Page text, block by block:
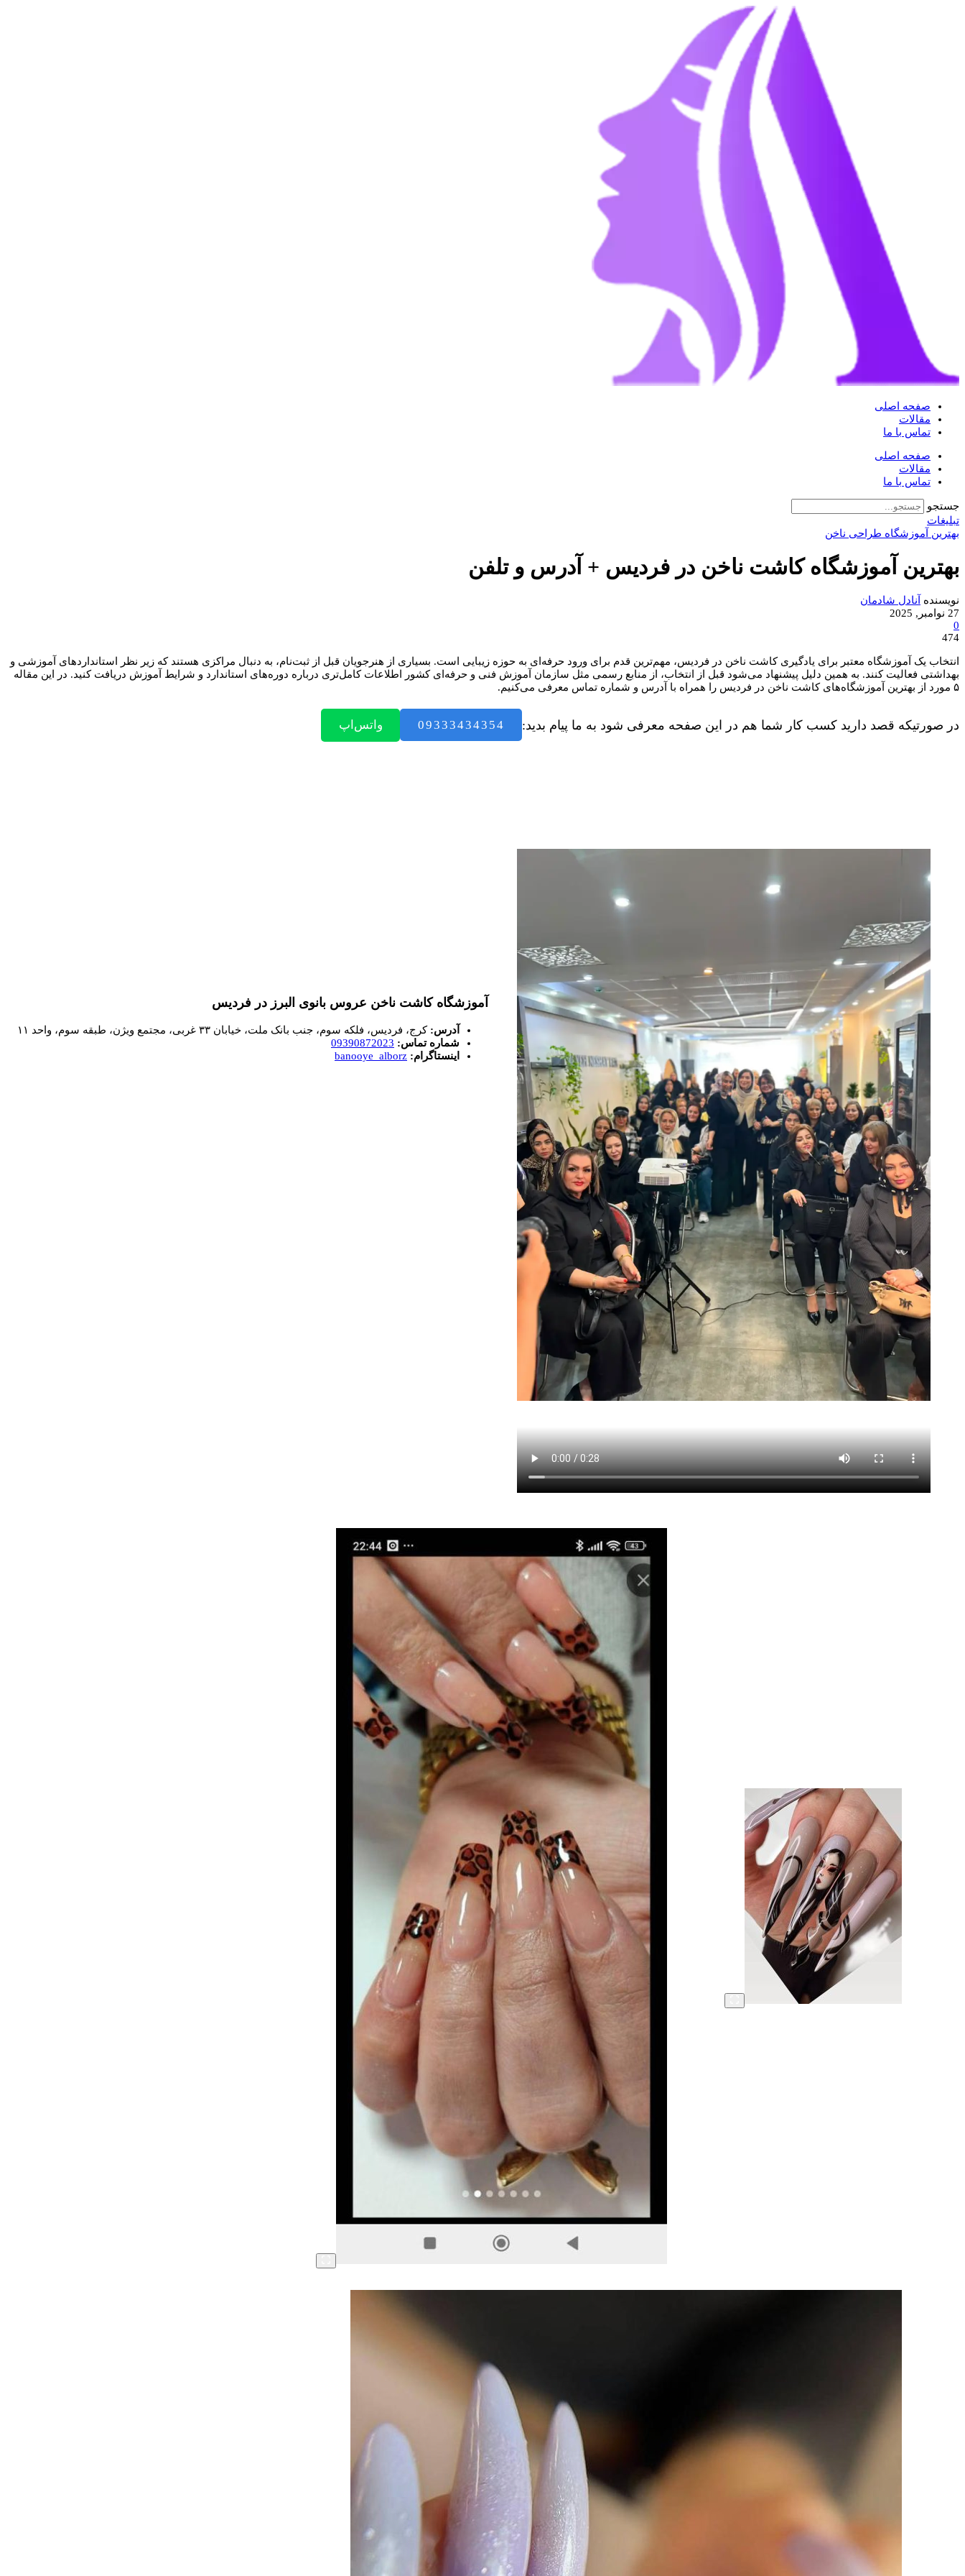
صفحه اصلی
مقالات
تماس با ما
صفحه اصلی
مقالات
تماس با ما
جستجو
تبلیغات
بهترین آموزشگاه طراحی ناخن
بهترین آموزشگاه کاشت ناخن در فردیس + آدرس و تلفن
نویسنده
آنادل شادمان
27 نوامبر, 2025
0
474
انتخاب یک آموزشگاه معتبر برای یادگیری کاشت ناخن در فردیس، مهم‌ترین قدم برای ورود حرفه‌ای به حوزه زیبایی است. بسیاری از هنرجویان قبل از ثبت‌نام، به دنبال مراکزی هستند که زیر نظر استانداردهای آموزشی و
بهداشتی فعالیت کنند. به همین دلیل پیشنهاد می‌شود قبل از انتخاب، از منابع رسمی مثل سازمان آموزش فنی و حرفه‌ای کشور اطلاعات کامل‌تری درباره دوره‌های استاندارد و شرایط آموزش دریافت کنید. در این مقاله
۵ مورد از بهترین آموزشگاه‌های کاشت ناخن در فردیس را همراه با آدرس و شماره تماس معرفی می‌کنیم.
در صورتیکه قصد دارید کسب کار شما هم در این صفحه معرفی شود به ما پیام بدید: 09333434354 واتس‌اپ
آموزشگاه کاشت ناخن عروس بانوی البرز در فردیس
آدرس:کرج، فردیس، فلکه سوم، جنب بانک ملت، خیابان ۳۳ غربی، مجتمع ویژن، طبقه سوم، واحد ۱۱
شماره تماس: 09390872023
اینستاگرام: banooye_alborz